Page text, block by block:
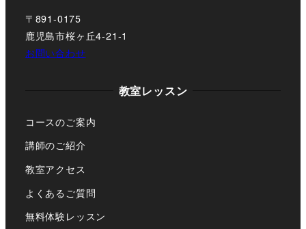
〒891-0175
鹿児島市桜ヶ丘4-21-1
お問い合わせ
教室レッスン
コースのご案内
講師のご紹介
教室アクセス
よくあるご質問
無料体験レッスン